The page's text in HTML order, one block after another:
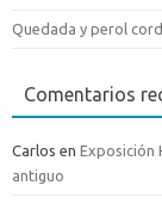
Quedada y perol
Comentarios
Carlos en Exposición
antiguo